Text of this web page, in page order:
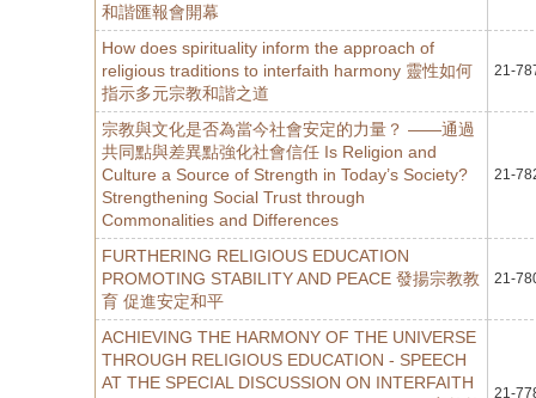
和諧匯報會開幕
How does spirituality inform the approach of
religious traditions to interfaith harmony 靈性如何
指示多元宗教和諧之道
21-
宗教與文化是否為當今社會安定的力量？ ——通過
共同點與差異點強化社會信任 Is Religion and
Culture a Source of Strength in Today’s Society?
Strengthening Social Trust through
Commonalities and Differences
21-
FURTHERING RELIGIOUS EDUCATION
PROMOTING STABILITY AND PEACE 發揚宗教教
育 促進安定和平
21-
ACHIEVING THE HARMONY OF THE UNIVERSE
THROUGH RELIGIOUS EDUCATION - SPEECH
AT THE SPECIAL DISCUSSION ON INTERFAITH
21-